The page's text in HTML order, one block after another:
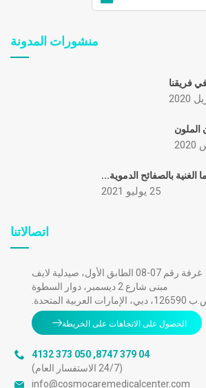
منشورات المدونة
فريقنا
الملون
الغنية بالصفائح الدموية...
25 يوليو 2021
اتصالاتنا
غرفة رقم 07-08 الطابق الأول، صيدلية لايف
مبنى شارع 2 ديسمبر، دوار السطوة
الإمارات العربية المتحدة.
الحصول على الاتجاهات على الخريطة
04 379 8747
,
050 373 4132
(24/7 الاستفسار العام)
info@cosmocaremedicalcenter.com